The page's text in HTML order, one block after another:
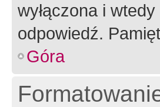
wyłączona i
odpowiedź.
Góra